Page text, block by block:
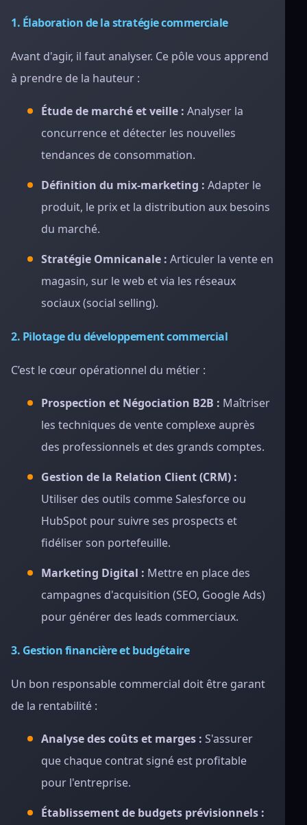
1. Élaboration de la stratégie commerciale
Avant d'agir, il faut analyser. Ce pôle vous apprend
à prendre de la hauteur :
Étude de marché et veille : Analyser la
concurrence et détecter les nouvelles
tendances de consommation.
Définition du mix-marketing : Adapter le
produit, le prix et la distribution aux besoins
du marché.
Stratégie Omnicanale : Articuler la vente en
magasin, sur le web et via les réseaux
sociaux (social selling).
2. Pilotage du développement commercial
C’est le cœur opérationnel du métier :
Prospection et Négociation B2B : Maîtriser
les techniques de vente complexe auprès
des professionnels et des grands comptes.
Gestion de la Relation Client (CRM) :
Utiliser des outils comme Salesforce ou
HubSpot pour suivre ses prospects et
fidéliser son portefeuille.
Marketing Digital : Mettre en place des
campagnes d'acquisition (SEO, Google Ads)
pour générer des leads commerciaux.
3. Gestion financière et budgétaire
Un bon responsable commercial doit être garant
de la rentabilité :
Analyse des coûts et marges : S'assurer
que chaque contrat signé est profitable
pour l'entreprise.
Établissement de budgets prévisionnels :